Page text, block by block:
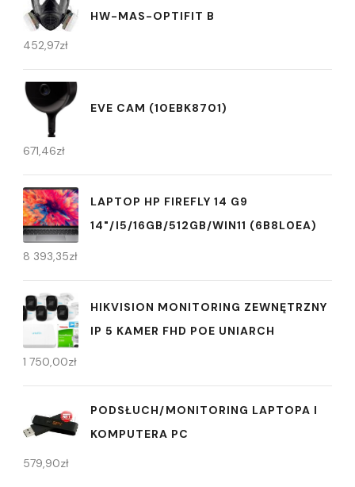
HW-MAS-OPTIFIT B
452,97zł
EVE CAM (10EBK8701)
671,46zł
LAPTOP HP FIREFLY 14 G9
14"/I5/16GB/512GB/WIN11 (6B8L0EA)
8 393,35zł
HIKVISION MONITORING ZEWNĘTRZNY
IP 5 KAMER FHD POE UNIARCH
1 750,00zł
PODSŁUCH/MONITORING LAPTOPA I
KOMPUTERA PC
579,90zł